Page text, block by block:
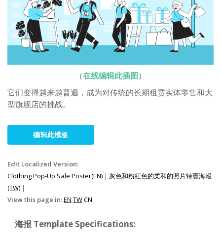
（在线编辑此插图）
它们变得越来越普遍，成为对传统的长期租赁实体零售和大
型旗舰店的挑战。
编辑此模板
Edit Localized Version:
Clothing Pop-Up Sale Poster(EN) | 灰色和粉紅色的柔和的照片特賣海報
(TW) |
View this page in:EN TWCN
海报 Template Specifications: